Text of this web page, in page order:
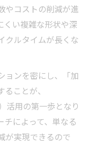
やコストの削減が進
くい複雑な形状や深
クルタイムが長くな
ョンを密にし、「加
ことが、
活用の第一歩となり
チによって、単なる
が実現できるので